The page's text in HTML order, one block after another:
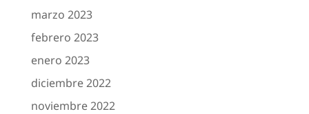
marzo 2023
febrero 2023
enero 2023
diciembre 2022
noviembre 2022